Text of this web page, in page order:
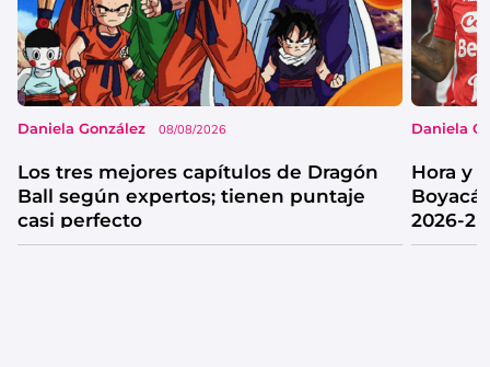
Daniela González 08/08/2026
Los tres mejores capítulos de Dragón
Ball según expertos; tienen puntaje
casi perfecto
Daniela
Hora y
Boyacá
2026-2